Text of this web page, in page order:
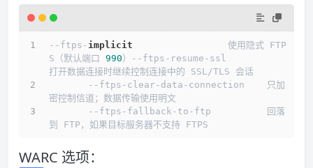
--ftps- implicit
                 使用隐式 FTP
S（默认端口 990）--ftps-resume-ssl
打开数据连接时继续控制连接中的 SSL/TLS 会话
密控制信道；数据传输使用明文
到 FTP，如果目标服务器不支持 FTPS
WARC 选项：